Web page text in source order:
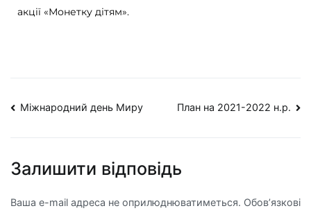
акції «Монетку дітям».
Міжнародний день Миру План на 2021-2022 н.р.
Залишити відповідь
Ваша e-mail адреса не оприлюднюватиметься. Обов’язкові